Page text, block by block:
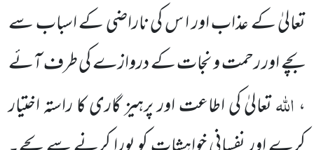
تعالیٰ کے عذاب اور ا س کیناراضی کے اسباب سے
بچے اور رحمت و نجات کے دروازے کی طرف آئے
، اللہتعالیٰ کی اطاعت اور پرہیز گاری کا راستہاختیار